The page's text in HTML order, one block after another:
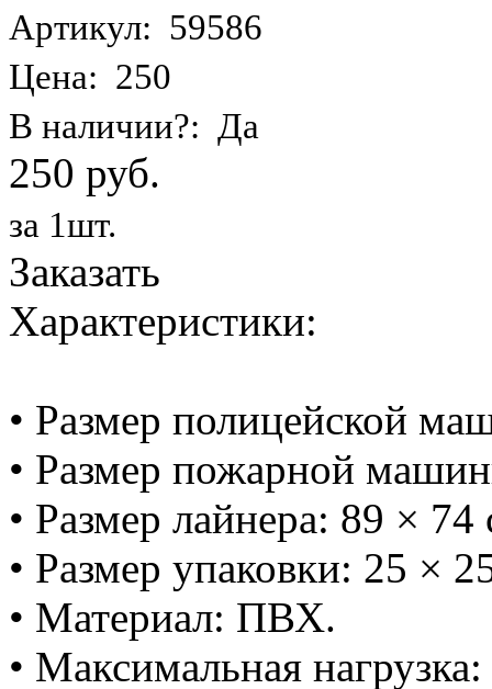
Артикул: 59586
Цена: 250
В наличии?: Да
250 руб.
за 1шт.
Заказать
Характеристики:
• Размер полицейской
• Размер пожарной
• Размер лайнера: 89 × 74
• Размер упаковки: 25 ×
• Материал: ПВХ.
• Максимальная нагрузка: